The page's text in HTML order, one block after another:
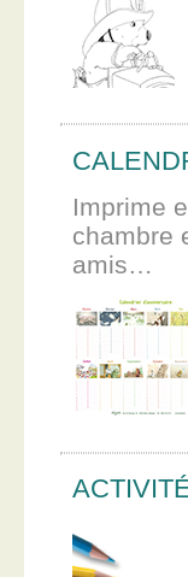
Imprime
chambre
amis…